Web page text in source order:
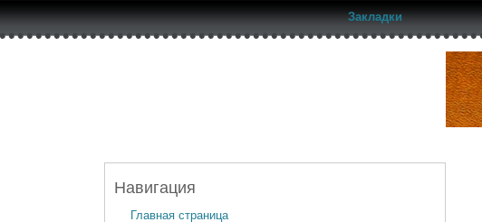
Закладки
Навигация
Главная страница